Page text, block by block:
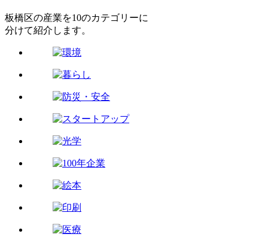
板橋区の産業を10のカテゴリーに
分けて紹介します。